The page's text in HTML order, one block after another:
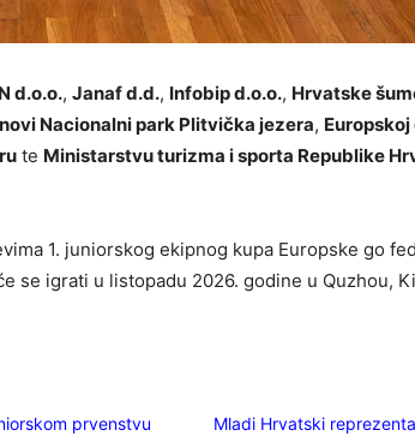
d.o.o., Janaf d.d., Infobip d.o.o., Hrvatske
Nacionalni park Plitvička jezera,
te Ministarstvu turizma i sporta Republike
1. juniorskog ekipnog kupa Europske go
se igrati u listopadu 2026. godine u Quzhou,
prvenstvu
Mladi Hrvatski